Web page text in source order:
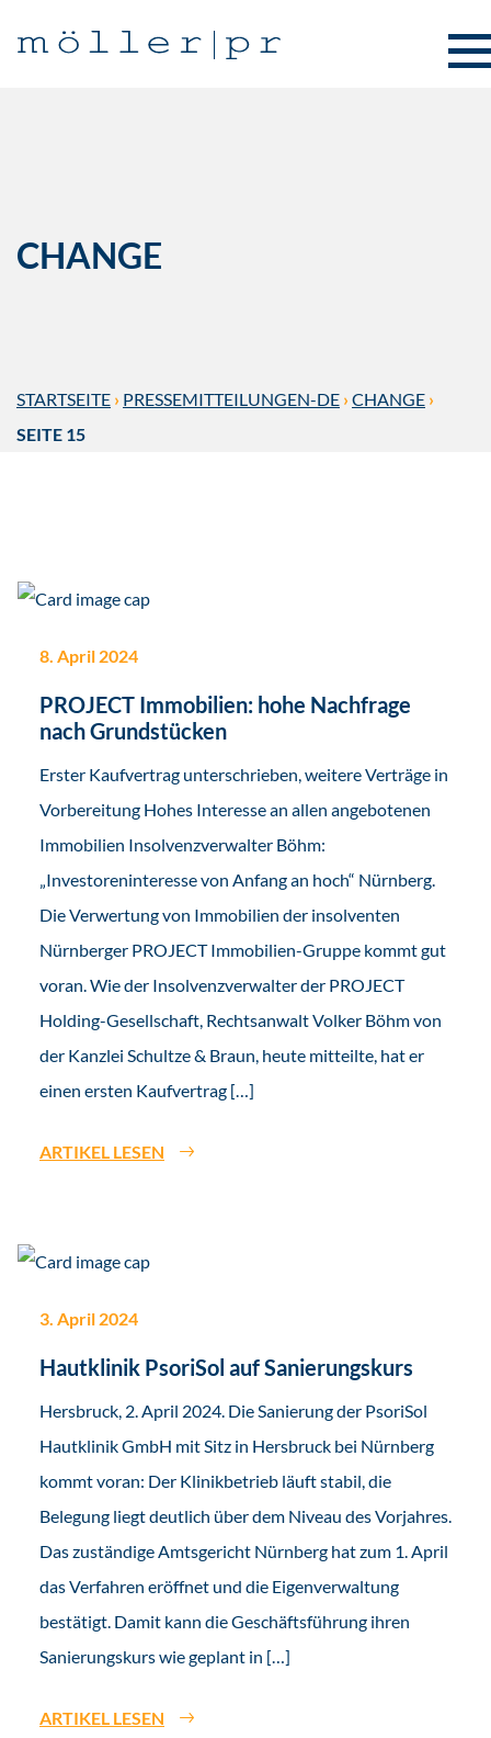
CHANGE
STARTSEITE › PRESSEMITTEILUNGEN-DE › CHANGE ›
SEITE 15
8. April 2024
PROJECT Immobilien: hohe Nachfrage
nach Grundstücken
Erster Kaufvertrag unterschrieben, weitere Verträge in
Vorbereitung Hohes Interesse an allen angebotenen
Immobilien Insolvenzverwalter Böhm:
„Investoreninteresse von Anfang an hoch“ Nürnberg.
Die Verwertung von Immobilien der insolventen
Nürnberger PROJECT Immobilien-Gruppe kommt gut
voran. Wie der Insolvenzverwalter der PROJECT
Holding-Gesellschaft, Rechtsanwalt Volker Böhm von
der Kanzlei Schultze & Braun, heute mitteilte, hat er
einen ersten Kaufvertrag […]
ARTIKEL LESEN
3. April 2024
Hautklinik PsoriSol auf Sanierungskurs
Hersbruck, 2. April 2024. Die Sanierung der PsoriSol
Hautklinik GmbH mit Sitz in Hersbruck bei Nürnberg
kommt voran: Der Klinikbetrieb läuft stabil, die
Belegung liegt deutlich über dem Niveau des Vorjahres.
Das zuständige Amtsgericht Nürnberg hat zum 1. April
das Verfahren eröffnet und die Eigenverwaltung
bestätigt. Damit kann die Geschäftsführung ihren
Sanierungskurs wie geplant in […]
ARTIKEL LESEN